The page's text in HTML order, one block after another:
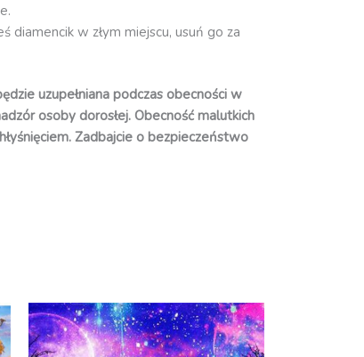
diamencik w złym miejscu, usuń go za
uzupełniana podczas obecności w
osoby dorosłej. Obecność malutkich
Zadbajcie o bezpieczeństwo